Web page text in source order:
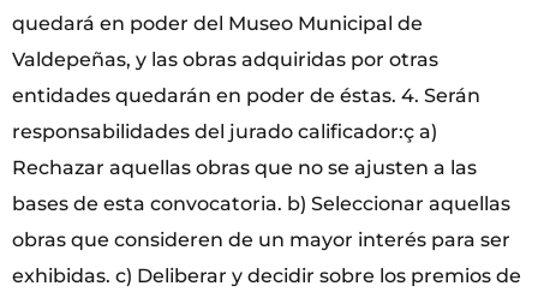
quedará en poder del Museo Municipal de
Valdepeñas, y las obras adquiridas por otras
entidades quedarán en poder de éstas. 4. Serán
responsabilidades del jurado calificador:ç a)
Rechazar aquellas obras que no se ajusten a las
bases de esta convocatoria. b) Seleccionar aquellas
obras que consideren de un mayor interés para ser
exhibidas. c) Deliberar y decidir sobre los premios de